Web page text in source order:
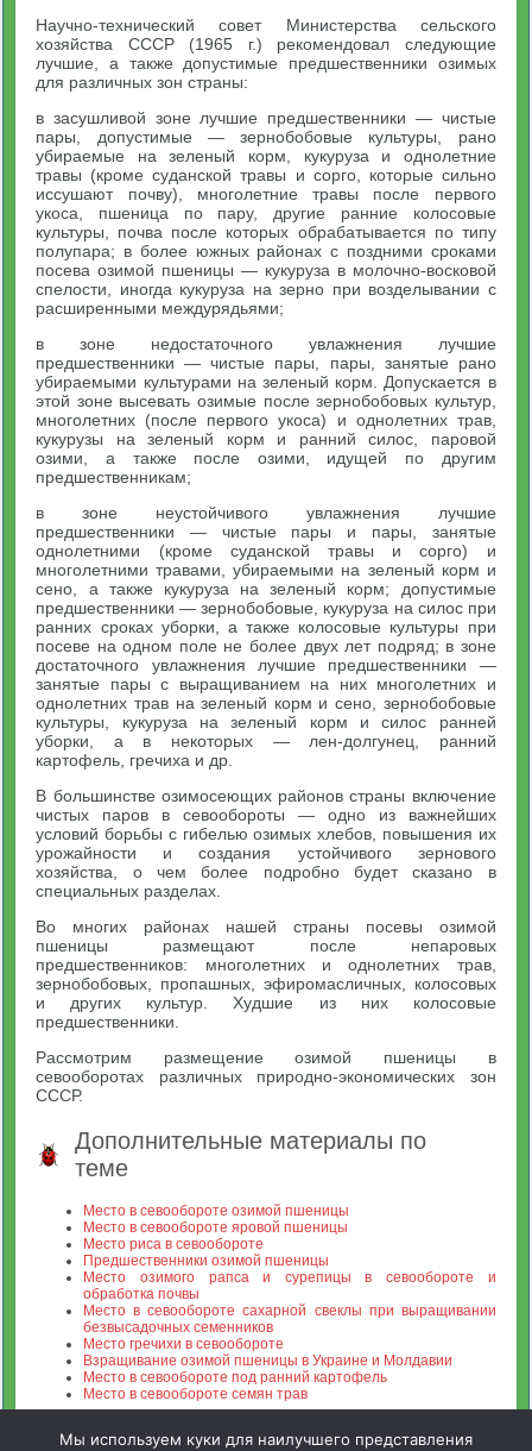
Научно-технический совет Министерства сельского
хозяйства СССР (1965 г.) рекомендовал следующие
лучшие, а также допустимые предшественники озимых
для различных зон страны:
в засушливой зоне лучшие предшественники — чистые
пары, допустимые — зернобобовые культуры, рано
убираемые на зеленый корм, кукуруза и однолетние
травы (кроме суданской травы и сорго, которые сильно
иссушают почву), многолетние травы после первого
укоса, пшеница по пару, другие ранние колосовые
культуры, почва после которых обрабатывается по типу
полупара; в более южных районах с поздними сроками
посева озимой пшеницы — кукуруза в молочно-восковой
спелости, иногда кукуруза на зерно при возделывании с
расширенными междурядьями;
в зоне недостаточного увлажнения лучшие
предшественники — чистые пары, пары, занятые рано
убираемыми культурами на зеленый корм. Допускается в
этой зоне высевать озимые после зернобобовых культур,
многолетних (после первого укоса) и однолетних трав,
кукурузы на зеленый корм и ранний силос, паровой
озими, а также после озими, идущей по другим
предшественникам;
в зоне неустойчивого увлажнения лучшие
предшественники — чистые пары и пары, занятые
однолетними (кроме суданской травы и сорго) и
многолетними травами, убираемыми на зеленый корм и
сено, а также кукуруза на зеленый корм; допустимые
предшественники — зернобобовые, кукуруза на силос при
ранних сроках уборки, а также колосовые культуры при
посеве на одном поле не более двух лет подряд; в зоне
достаточного увлажнения лучшие предшественники —
занятые пары с выращиванием на них многолетних и
однолетних трав на зеленый корм и сено, зернобобовые
культуры, кукуруза на зеленый корм и силос ранней
уборки, а в некоторых — лен-долгунец, ранний
картофель, гречиха и др.
В большинстве озимосеющих районов страны включение
чистых паров в севообороты — одно из важнейших
условий борьбы с гибелью озимых хлебов, повышения их
урожайности и создания устойчивого зернового
хозяйства, о чем более подробно будет сказано в
специальных разделах.
Во многих районах нашей страны посевы озимой
пшеницы размещают после непаровых
предшественников: многолетних и однолетних трав,
зернобобовых, пропашных, эфиромасличных, колосовых
и других культур. Худшие из них колосовые
предшественники.
Рассмотрим размещение озимой пшеницы в
севооборотах различных природно-экономических зон
СССР.
Дополнительные материалы по
теме
Место в севообороте озимой пшеницы
Место в севообороте яровой пшеницы
Место риса в севообороте
Предшественники озимой пшеницы
Место озимого рапса и сурепицы в севообороте и
обработка почвы
Место в севообороте сахарной свеклы при выращивании
безвысадочных семенников
Место гречихи в севообороте
Взращивание озимой пшеницы в Украине и Молдавии
Место в севообороте под ранний картофель
Место в севообороте семян трав
Мы используем куки для наилучшего представления